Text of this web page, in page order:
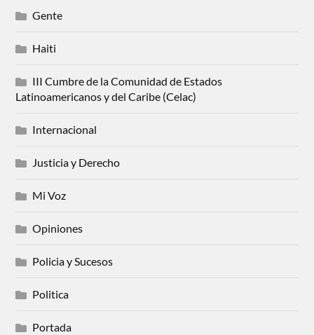
Gente
Haiti
III Cumbre de la Comunidad de Estados
Latinoamericanos y del Caribe (Celac)
Internacional
Justicia y Derecho
Mi Voz
Opiniones
Policia y Sucesos
Politica
Portada